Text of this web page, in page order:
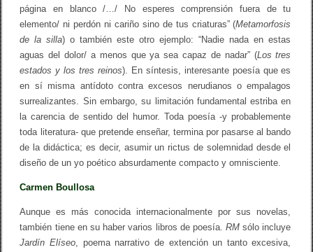
página en blanco /…/ No esperes comprensión fuera de tu
elemento/ ni perdón ni cariño sino de tus criaturas” (Metamorfosis
de la silla) o también este otro ejemplo: “Nadie nada en estas
aguas del dolor/ a menos que ya sea capaz de nadar” (Los tres
estados y los tres reinos). En síntesis, interesante poesía que es
en sí misma antídoto contra excesos nerudianos o empalagos
surrealizantes. Sin embargo, su limitación fundamental estriba en
la carencia de sentido del humor. Toda poesía -y probablemente
toda literatura- que pretende enseñar, termina por pasarse al bando
de la didáctica; es decir, asumir un rictus de solemnidad desde el
diseño de un yo poético absurdamente compacto y omnisciente.
Carmen Boullosa
Aunque es más conocida internacionalmente por sus novelas,
también tiene en su haber varios libros de poesía.RM sólo incluye
Jardín Elíseo, poema narrativo de extención un tanto excesiva,